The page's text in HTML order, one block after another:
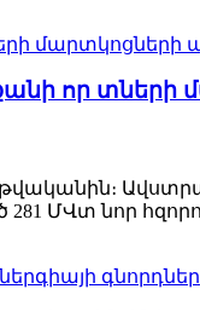
որ
ՄՎտ նոր